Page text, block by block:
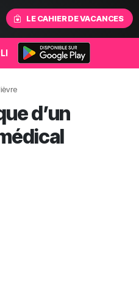
LE CAHIER DE VACANCES
d’un